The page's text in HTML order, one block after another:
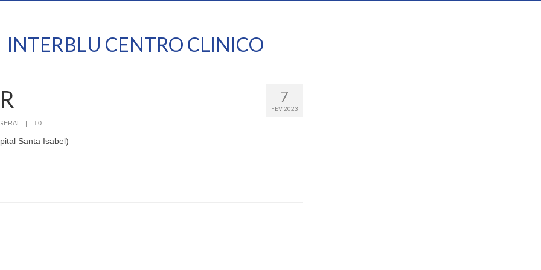
INTERBLU CENTRO CLINICO
7
FEV 2023
| 0
Santa Isabel)